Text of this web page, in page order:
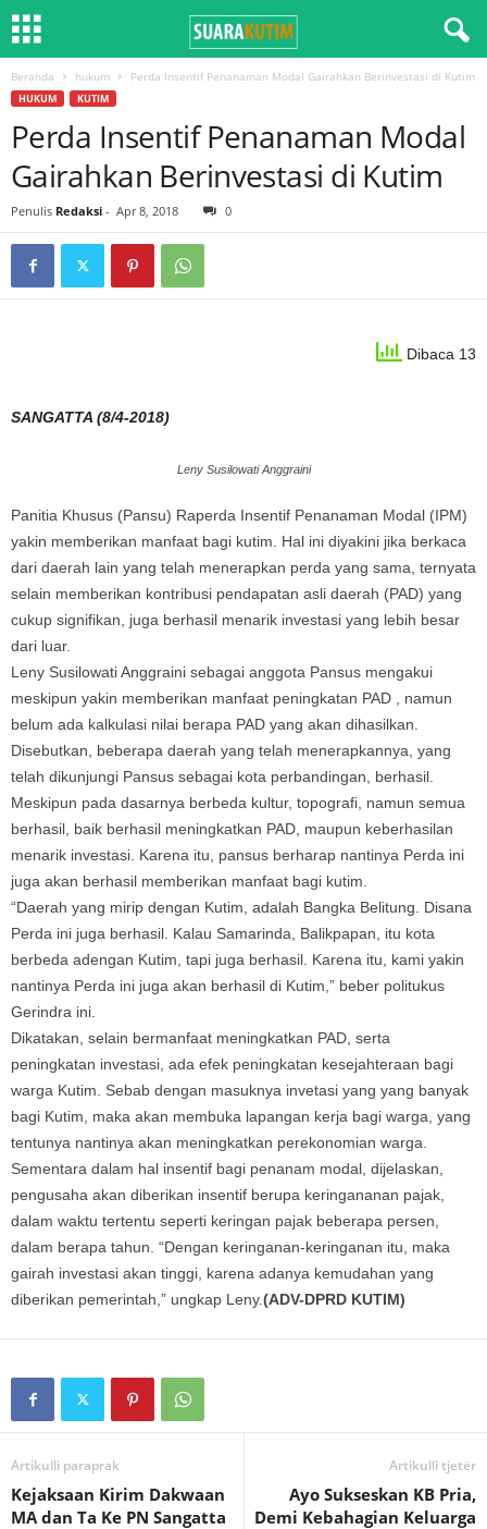
Beranda hukum Perda Insentif Penanaman Modal Gairahkan Berinvestasi di Kutim
HUKUM KUTIM
Perda Insentif Penanaman Modal
Gairahkan Berinvestasi di Kutim
Penulis Redaksi - Apr 8, 2018 0
Dibaca 13
SANGATTA (8/4-2018)
Leny Susilowati Anggraini
Panitia Khusus (Pansu) Raperda Insentif Penanaman Modal (IPM)
yakin memberikan manfaat bagi kutim. Hal ini diyakini jika berkaca
dari daerah lain yang telah menerapkan perda yang sama, ternyata
selain memberikan kontribusi pendapatan asli daerah (PAD) yang
cukup signifikan, juga berhasil menarik investasi yang lebih besar
dari luar.
Leny Susilowati Anggraini sebagai anggota Pansus mengakui
meskipun yakin memberikan manfaat peningkatan PAD , namun
belum ada kalkulasi nilai berapa PAD yang akan dihasilkan.
Disebutkan, beberapa daerah yang telah menerapkannya, yang
telah dikunjungi Pansus sebagai kota perbandingan, berhasil.
Meskipun pada dasarnya berbeda kultur, topografi, namun semua
berhasil, baik berhasil meningkatkan PAD, maupun keberhasilan
menarik investasi. Karena itu, pansus berharap nantinya Perda ini
juga akan berhasil memberikan manfaat bagi kutim.
“Daerah yang mirip dengan Kutim, adalah Bangka Belitung. Disana
Perda ini juga berhasil. Kalau Samarinda, Balikpapan, itu kota
berbeda adengan Kutim, tapi juga berhasil. Karena itu, kami yakin
nantinya Perda ini juga akan berhasil di Kutim,” beber politukus
Gerindra ini.
Dikatakan, selain bermanfaat meningkatkan PAD, serta
peningkatan investasi, ada efek peningkatan kesejahteraan bagi
warga Kutim. Sebab dengan masuknya invetasi yang yang banyak
bagi Kutim, maka akan membuka lapangan kerja bagi warga, yang
tentunya nantinya akan meningkatkan perekonomian warga.
Sementara dalam hal insentif bagi penanam modal, dijelaskan,
pengusaha akan diberikan insentif berupa keringananan pajak,
dalam waktu tertentu seperti keringan pajak beberapa persen,
dalam berapa tahun. “Dengan keringanan-keringanan itu, maka
gairah investasi akan tinggi, karena adanya kemudahan yang
diberikan pemerintah,” ungkap Leny.(ADV-DPRD KUTIM)
Artikulli paraprak
Kejaksaan Kirim Dakwaan
MA dan Ta Ke PN Sangatta
Artikulli tjetër
Ayo Sukseskan KB Pria,
Demi Kebahagian Keluarga